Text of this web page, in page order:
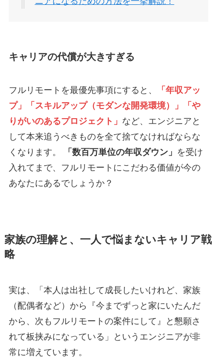
キャリアの代償が大きすぎる
フルリモートを最優先事項にすると、
「年収アッ
プ」「スキルアップ（モダンな開発環境）」「や
りがいのあるプロジェクト」 など、エンジニアと
して本来追うべきものを全て捨てなければならな
くなります。
「数百万単位の年収ダウン」 を受け
入れてまで、フルリモートにこだわる価値が今の
あなたにあるでしょうか？
家族の理解と、一人で悩まないキャリア戦
略
実は、「本人は出社して成長したいけれど、家族
（配偶者など）から『今までずっと家にいたんだ
から、次もフルリモートの案件にして』と懇願さ
れて板挟みになっている」というエンジニアが非
常に増えています。